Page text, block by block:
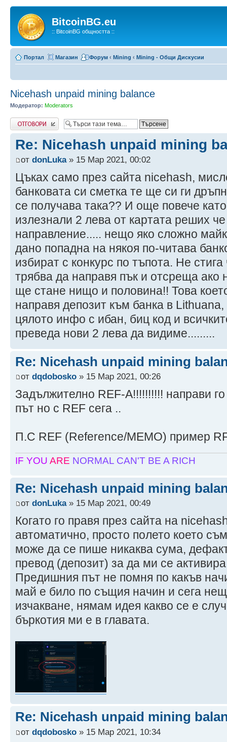
BitcoinBG.eu
:: BitcoinBG общността ::
Портал Магазин Форум ‹ Mining ‹ Mining - Общи Дискусии
Nicehash unpaid mining balance
Модератор: Moderators
Напиши коментар
Re: Nicehash unpaid mining
от donLuka» 15 Мар 2021, 00:02
Цъках само през сайта nicehash,
банковата си сметка те ще си ги
се получава така?? И още повече
излезнали 2 лева от картата реших
направление..... нещо яко сложно
дано попадна на някоя по-читава
избират с конкурс по тъпота. Не
трябва да направя пък и отсреща ако
ще стане нищо и половина!! Това
направя депозит към банка в
цялото инфо с ибан, биц код и
преведа нови 2 лева да видиме.........
Re: Nicehash unpaid mining
от dqdobosko » 15 Мар 2021, 00:26
Задължително REF-A!!!!!!!!!! направи
път но с REF сега ..
П.С REF (Reference/MEMO) пример
IF YOU ARE NORMAL CAN'T BE A RICH
Re: Nicehash unpaid mining
от donLuka» 15 Мар 2021, 00:49
Когато го правя през сайта на
автоматично, просто полето което
може да се пише никаква сума,
превод (депозит) за да ми се
Предишния път не помня по какъв
май е било по същия начин и сега
изчакване, нямам идея какво се е
бъркотия ми е в главата.
Re: Nicehash unpaid mining
от dqdobosko » 15 Мар 2021, 10:34